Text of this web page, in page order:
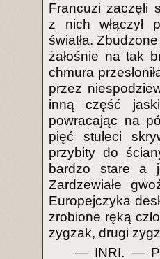
Francuzi zaczęli
z nich włączył
światła.
żałośnie na tak
chmura
przez
inną część
powracając na
pięć stuleci
przybity do
bardzo stare a
Zardzewiałe
Europejczyka
zrobione ręką
zygzak, drugi
— INRI. —